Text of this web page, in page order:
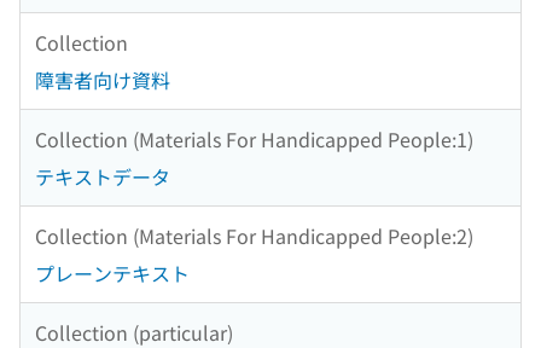
Collection
障害者向け資料
Collection (Materials For Handicapped People:1)
テキストデータ
Collection (Materials For Handicapped People:2)
プレーンテキスト
Collection (particular)